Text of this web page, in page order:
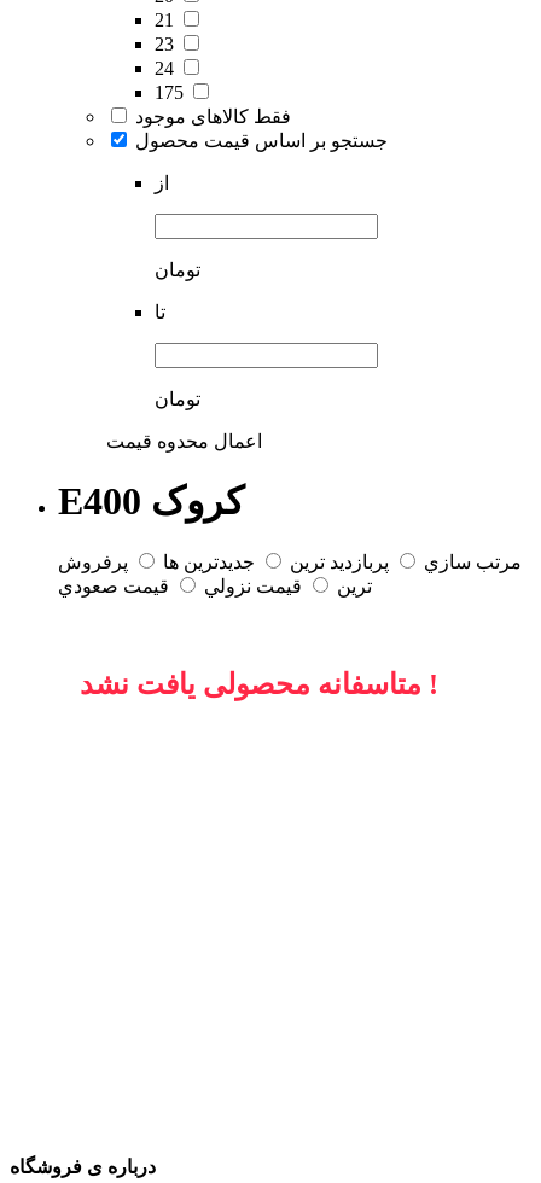
21
23
24
175
فقط کالاهای موجود
جستجو بر اساس قیمت محصول
از
تومان
تا
تومان
اعمال محدوه قیمت
E400 کروک
مرتب سازي پربازديد ترين جديدترين ها
پرفروش
ترين
قيمت نزولي قيمت صعودي
متاسفانه محصولی یافت نشد !
درباره ی فروشگاه